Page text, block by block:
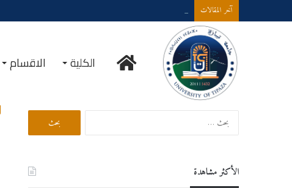
آخر المقالات مناقشات مشاريع نهاية طور اليسانس GM GP
الكلية الاقسام
بحث في الموقع
الأكثر مشاهدة